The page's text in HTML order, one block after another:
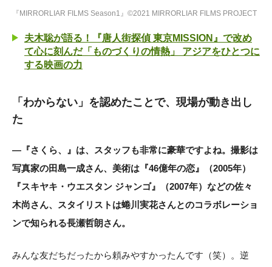
『MIRRORLIAR FILMS Season1』©2021 MIRRORLIAR FILMS PROJECT
夫木聡が語る！『唐人街探偵 東京MISSION』で改め
て心に刻んだ「ものづくりの情熱」 アジアをひとつに
する映画の力
「わからない」を認めたことで、現場が動き出し
た
―『さくら、』は、スタッフも非常に豪華ですよね。撮影は
写真家の田島一成さん、美術は『46億年の恋』（2005年）
『スキヤキ・ウエスタン ジャンゴ』（2007年）などの佐々
木尚さん、スタイリストは蜷川実花さんとのコラボレーショ
ンで知られる長瀬哲朗さん。
みんな友だちだったから頼みやすかったんです（笑）。逆